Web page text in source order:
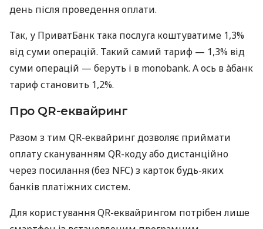
день після проведення оплати.
Так, у ПриватБанк така послуга коштуватиме 1,3%
від суми операцій. Такий самий тариф — 1,3% від
суми операцій — беруть і в monobank. А ось в àбанк
тариф становить 1,2%.
Про QR-еквайринг
Разом з тим QR-еквайринг дозволяє приймати
оплату скануванням QR-коду або дистанційно
через посилання (без NFC) з карток будь-яких
банків платіжних систем.
Для користування QR-еквайрингом потрібен лише